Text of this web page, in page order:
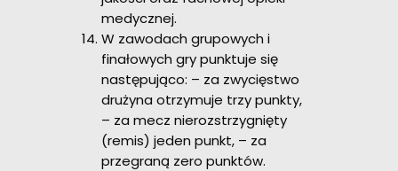
medycznej.
W zawodach grupowych i
finałowych gry punktuje się
następująco: – za zwycięstwo
drużyna otrzymuje trzy punkty,
– za mecz nierozstrzygnięty
(remis) jeden punkt, – za
przegraną zero punktów.